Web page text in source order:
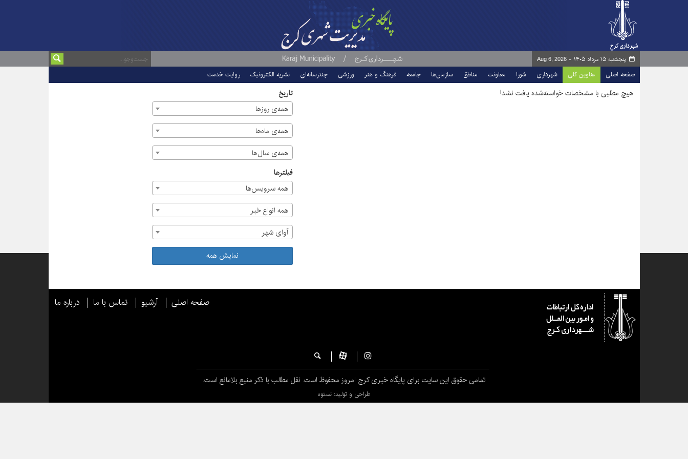
پنجشنبه ۱۵ مرداد ۱۴۰۵ - Aug 6, 2026
صفحه اصلی عناوین کلی شهرداری شورا معاونت مناطق سازمان‌ها جامعه فرهنگ و هنر ورزشی چندرسانه‌ای نشریه الکترونیک روایت خدمت
هیچ مطلبی با مشخصات خواسته‌شده یافت نشد!
تاریخ
همه‌ی روزها
همه‌ی ماه‌ها
همه‌ی سال‌ها
فیلترها
همه سرویس‌ها
همه انواع خبر
آوای شهر
نمایش همه
صفحه اصلی آرشیو تماس با ما درباره ما
تمامی حقوق این سایت برای پایگاه خبری کرج امروز محفوظ است. نقل مطالب با ذکر منبع بلامانع است.
طراحی و تولید: نستوه